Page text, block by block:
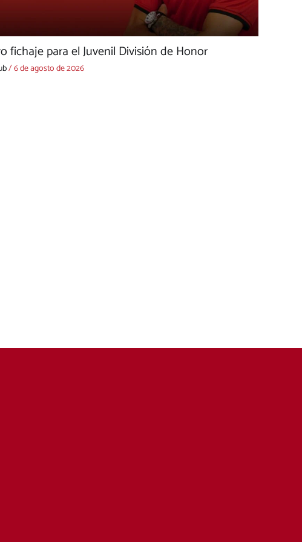
fichaje para el Juvenil División de Honor
/6 de agosto de 2026